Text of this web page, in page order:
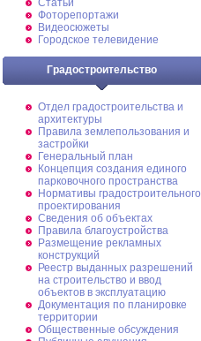
Статьи
Фоторепортажи
Видеосюжеты
Городское телевидение
Градостроительство
Отдел градостроительства и
архитектуры
Правила землепользования и
застройки
Генеральный план
Концепция создания единого
парковочного пространства
Нормативы градостроительного
проектирования
Сведения об объектах
Правила благоустройства
Размещение рекламных
конструкций
Реестр выданных разрешений
на строительство и ввод
объектов в эксплуатацию
Документация по планировке
территории
Общественные обсуждения